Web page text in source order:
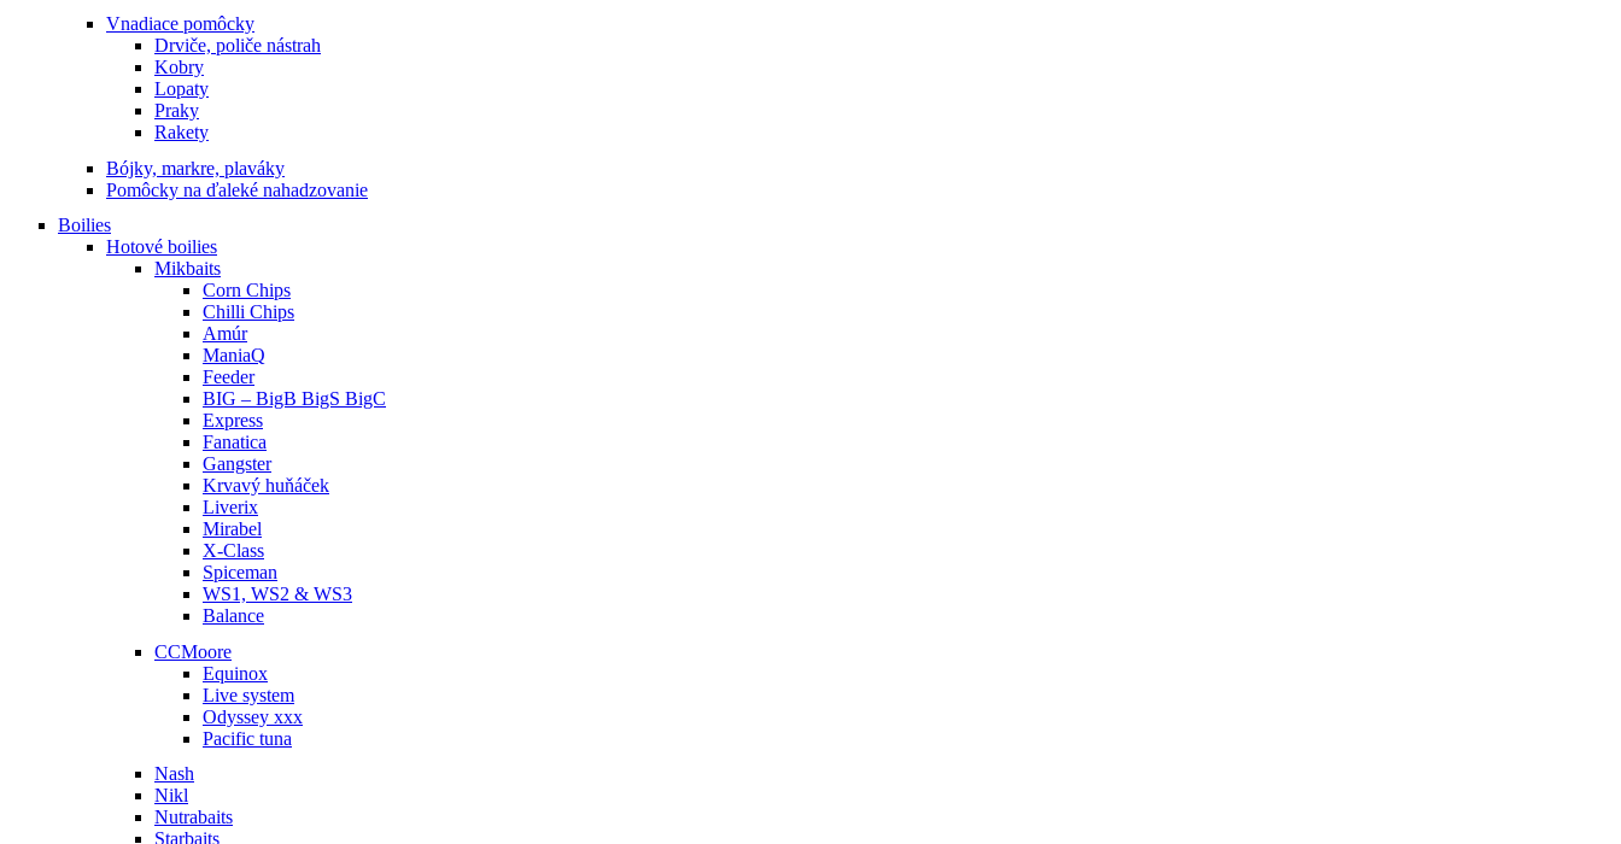
Vnadiace pomôcky
Drviče, poliče nástrah
Kobry
Lopaty
Praky
Rakety
Bójky, markre, plaváky
Pomôcky na ďaleké nahadzovanie
Boilies
Hotové boilies
Mikbaits
Corn Chips
Chilli Chips
Amúr
ManiaQ
Feeder
BIG – BigB BigS BigC
Express
Fanatica
Gangster
Krvavý huňáček
Liverix
Mirabel
X-Class
Spiceman
WS1, WS2 & WS3
Balance
CCMoore
Equinox
Live system
Odyssey xxx
Pacific tuna
Nash
Nikl
Nutrabaits
Starbaits